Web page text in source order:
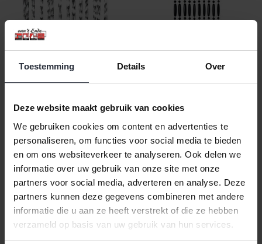
Toestemming Details Over
Deze website maakt gebruik van cookies
We gebruiken cookies om content en advertenties te
personaliseren, om functies voor social media te bieden
en om ons websiteverkeer te analyseren. Ook delen we
informatie over uw gebruik van onze site met onze
partners voor social media, adverteren en analyse. Deze
partners kunnen deze gegevens combineren met andere
informatie die u aan ze heeft verstrekt of die ze hebben
verzameld op basis van uw gebruik van hun services.
Vliegengordijn Marloes
Transparant/Wit
90x220cm
€59,99 Incl. btw
€49,58 Excl. btw
Beschikbaar
In winkelwagen
Vliegengordijn Perla zwart
100x240cm
€59,99 Incl. btw
Beschikbaar
In winkelwagen